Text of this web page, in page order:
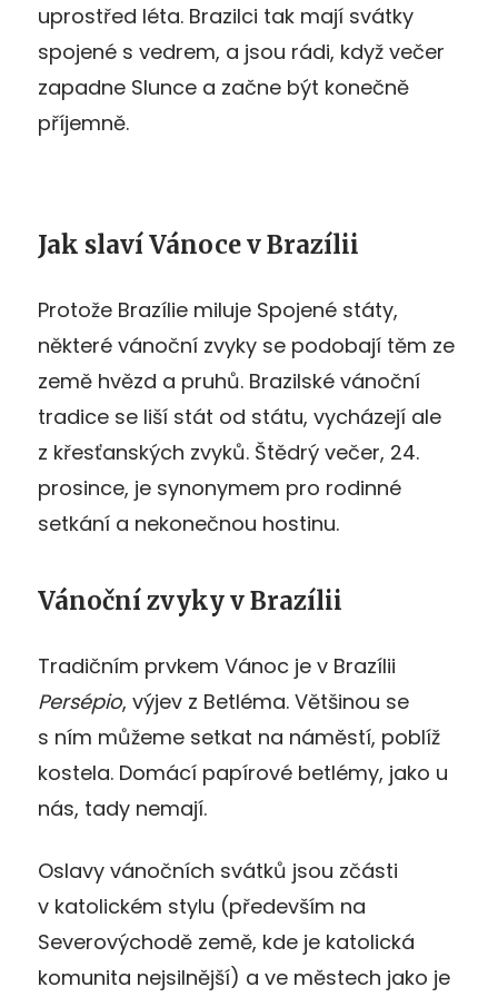
uprostřed léta. Brazilci tak mají svátky
spojené s vedrem, a jsou rádi, když večer
zapadne Slunce a začne být konečně
příjemně.
Jak slaví Vánoce v Brazílii
Protože Brazílie miluje Spojené státy,
některé vánoční zvyky se podobají těm ze
země hvězd a pruhů. Brazilské vánoční
tradice se liší stát od státu, vycházejí ale
z křesťanských zvyků. Štědrý večer, 24.
prosince, je synonymem pro rodinné
setkání a nekonečnou hostinu.
Vánoční zvyky v Brazílii
Tradičním prvkem Vánoc je v Brazílii
Persépio, výjev z Betléma. Většinou se
s ním můžeme setkat na náměstí, poblíž
kostela. Domácí papírové betlémy, jako u
nás, tady nemají.
Oslavy vánočních svátků jsou zčásti
v katolickém stylu (především na
Severovýchodě země, kde je katolická
komunita nejsilnější) a ve městech jako je